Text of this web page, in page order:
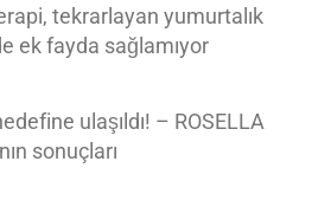
tekrarlayan yumurtalık
ek fayda sağlamıyor
ulaşıldı! – ROSELLA
sonuçları